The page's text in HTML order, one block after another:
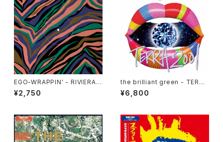
EGO-WRAPPIN' - RIVIERA
[クリア・ヴァイナル](12")
¥2,750
the brilliant green - TERRA
2001[Vinyl](2LP重量盤)
¥6,800